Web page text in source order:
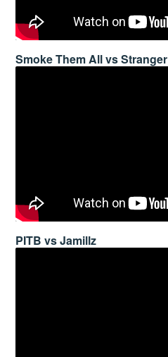
Smoke Them All vs Stranger
PITB vs Jamillz